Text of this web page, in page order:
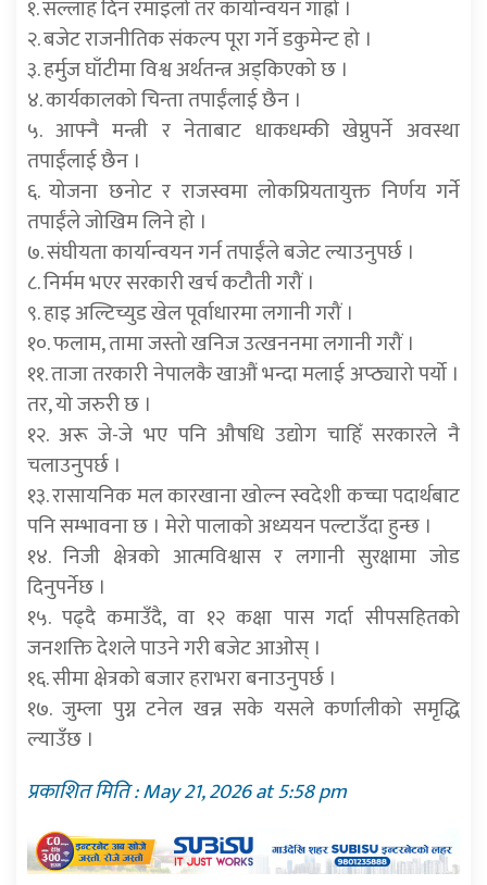
१. सल्लाह दिन रमाइलो तर कार्यान्वयन गाह्रो ।
२. बजेट राजनीतिक संकल्प पूरा गर्ने डकुमेन्ट हो ।
३. हर्मुज घाँटीमा विश्व अर्थतन्त्र अड्किएको छ ।
४. कार्यकालको चिन्ता तपाईंलाई छैन ।
५. आफ्नै मन्त्री र नेताबाट धाकधम्की खेप्नुपर्ने अवस्था
तपाईंलाई छैन ।
६. योजना छनोट र राजस्वमा लोकप्रियतायुक्त निर्णय गर्ने
तपाईंले जोखिम लिने हो ।
७. संघीयता कार्यान्वयन गर्न तपाईंले बजेट ल्याउनुपर्छ ।
८. निर्मम भएर सरकारी खर्च कटौती गरौं ।
९. हाइ अल्टिच्युड खेल पूर्वाधारमा लगानी गरौं ।
१०. फलाम, तामा जस्तो खनिज उत्खननमा लगानी गरौं ।
११. ताजा तरकारी नेपालकै खाऔं भन्दा मलाई अप्ठ्यारो पर्यो ।
तर, यो जरुरी छ ।
१२. अरू जे-जे भए पनि औषधि उद्योग चाहिँ सरकारले नै
चलाउनुपर्छ ।
१३. रासायनिक मल कारखाना खोल्न स्वदेशी कच्चा पदार्थबाट
पनि सम्भावना छ । मेरो पालाको अध्ययन पल्टाउँदा हुन्छ ।
१४. निजी क्षेत्रको आत्मविश्वास र लगानी सुरक्षामा जोड
दिनुपर्नेछ ।
१५. पढ्दै कमाउँदै, वा १२ कक्षा पास गर्दा सीपसहितको
जनशक्ति देशले पाउने गरी बजेट आओस् ।
१६. सीमा क्षेत्रको बजार हराभरा बनाउनुपर्छ ।
१७. जुम्ला पुग्न टनेल खन्न सके यसले कर्णालीको समृद्धि
ल्याउँछ ।
प्रकाशित मिति : May 21, 2026 at 5:58 pm